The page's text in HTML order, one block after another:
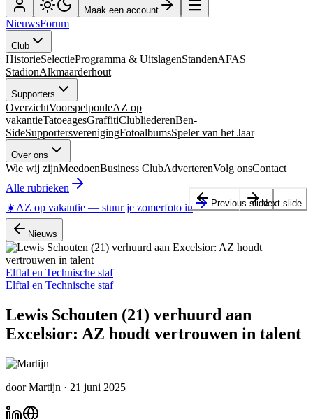
Maak een account
NieuwsForum
Club
HistorieSelectieProgramma & UitslagenStandenAFAS
StadionAlkmaarderhout
Supporters
OverzichtVoorspelpouleAZ op
vakantieTatoeagesGraffitiClubliederenBen-
SideSupportersverenigingFotoalbumsSpeler van het Jaar
Over ons
Wie wij zijnMeedoenBusiness ClubAdverterenVolg onsContact
Alle rubrieken
☀️AZ op vakantie — stuur je zomerfoto in
Nieuws
Elftal en Technische staf
Elftal en Technische staf
Lewis Schouten (21) verhuurd aan
Excelsior: AZ houdt vertrouwen in talent
door Martijn · 21 juni 2025
Previous slideNext slide